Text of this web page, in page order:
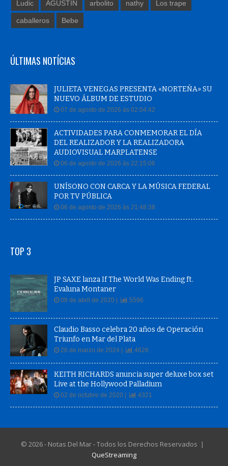
Ludic AGUSTIN arbolito nathy Los trape
caballeros Bebe
ÚLTIMAS NOTÍCIAS
JULIETA VENEGAS PRESENTA «NORTEÑA» SU
NUEVO ÁLBUM DE ESTUDIO
07 de agosto de 2026 às 02:04:42
ACTIVIDADES PARA CONMEMORAR EL DÍA
DEL REALIZADOR Y LA REALIZADORA
AUDIOVISUAL MARPLATENSE
06 de agosto de 2026 às 22:15:06
UNÍSONO CON CARCA Y LA MÚSICA FEDERAL
POR TV PÚBLICA
06 de agosto de 2026 às 21:48:38
TOP 3
JP SAXE lanza If The World Was Ending ft.
Evaluna Montaner
08 de abril de 2020 | 5596
Claudio Basso celebra 20 años de Operación
Triunfo en Mar del Plata
26 de marzo de 2024 | 4626
KEITH RICHARDS anuncia super deluxe box set
Live at the Hollywood Palladium
02 de octubre de 2020 | 4321
© 2026 - Notas Del Mar - Todos los Derechos Reservados |
QueStreaming